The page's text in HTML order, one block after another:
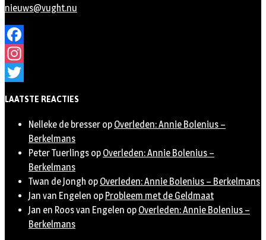
nieuws@vught.nu
Facebook
Instagram
LAATSTE REACTIES
Nelleke de bresser op Overleden: Annie Bolenius –
Berkelmans
Peter Tuerlings op Overleden: Annie Bolenius –
Berkelmans
Twan de Jongh op Overleden: Annie Bolenius – Berkelmans
Jan van Engelen op Probleem met de Geldmaat
Jan en Roos van Engelen op Overleden: Annie Bolenius –
Berkelmans